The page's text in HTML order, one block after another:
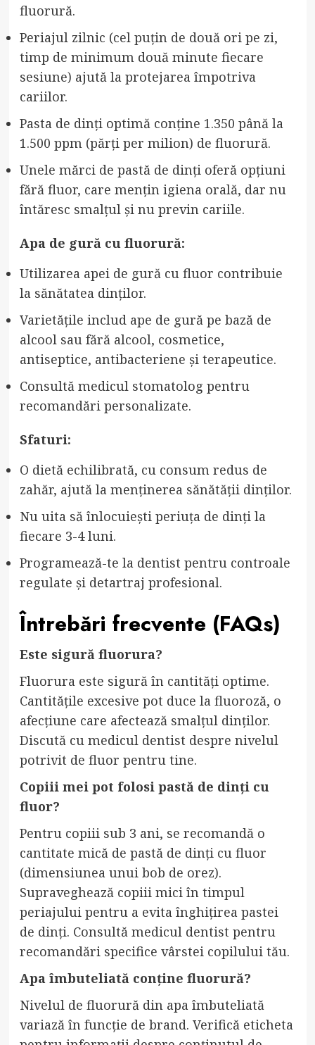
fluorură.
Periajul zilnic (cel puțin de două ori pe zi,
timp de minimum două minute fiecare
sesiune) ajută la protejarea împotriva
cariilor.
Pasta de dinți optimă conține 1.350 până la
1.500 ppm (părți per milion) de fluorură.
Unele mărci de pastă de dinți oferă opțiuni
fără fluor, care mențin igiena orală, dar nu
întăresc smalțul și nu previn cariile.
Apa de gură cu fluorură:
Utilizarea apei de gură cu fluor contribuie
la sănătatea dinților.
Varietățile includ ape de gură pe bază de
alcool sau fără alcool, cosmetice,
antiseptice, antibacteriene și terapeutice.
Consultă medicul stomatolog pentru
recomandări personalizate.
Sfaturi:
O dietă echilibrată, cu consum redus de
zahăr, ajută la menținerea sănătății dinților.
Nu uita să înlocuiești periuța de dinți la
fiecare 3-4 luni.
Programează-te la dentist pentru controale
regulate și detartraj profesional.
Întrebări frecvente (FAQs)
Este sigură fluorura?
Fluorura este sigură în cantități optime.
Cantitățile excesive pot duce la fluoroză, o
afecțiune care afectează smalțul dinților.
Discută cu medicul dentist despre nivelul
potrivit de fluor pentru tine.
Copiii mei pot folosi pastă de dinți cu
fluor?
Pentru copiii sub 3 ani, se recomandă o
cantitate mică de pastă de dinți cu fluor
(dimensiunea unui bob de orez).
Supraveghează copiii mici în timpul
periajului pentru a evita înghițirea pastei
de dinți. Consultă medicul dentist pentru
recomandări specifice vârstei copilului tău.
Apa îmbuteliată conține fluorură?
Nivelul de fluorură din apa îmbuteliată
variază în funcție de brand. Verifică eticheta